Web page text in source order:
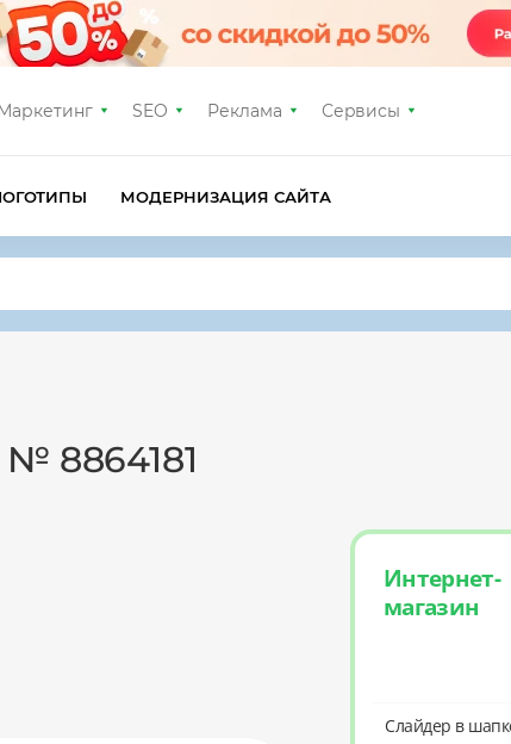
SEO Реклама Сервисы
МОДЕРНИЗАЦИЯ САЙТА
8864181
Интернет-
магазин
Слайдер в